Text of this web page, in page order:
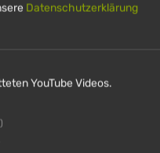
Datenschutzerklärung
YouTube Videos.